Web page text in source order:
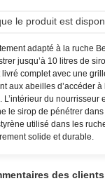
le produit est
adapté à la ruche
jusqu’à 10 litres de
complet avec une
aux abeilles d’accéder
du nourrisseur
le sirop de pénétrer
utilisé dans les
solide et durable.
des clients